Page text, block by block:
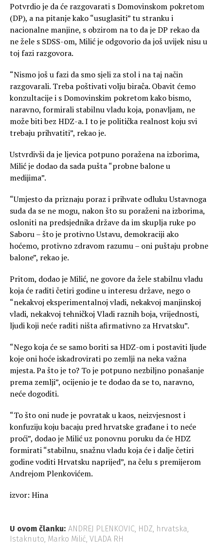
Potvrdio je da će razgovarati s Domovinskom pokretom
(DP), a na pitanje kako “usuglasiti” tu stranku i
nacionalne manjine, s obzirom na to da je DP rekao da
ne žele s SDSS-om, Milić je odgovorio da još uvijek nisu u
toj fazi razgovora.
“Nismo još u fazi da smo sjeli za stol i na taj način
razgovarali. Treba poštivati volju birača. Obavit ćemo
konzultacije i s Domovinskim pokretom kako bismo,
naravno, formirali stabilnu vladu koja, ponavljam, ne
može biti bez HDZ-a. I to je politička realnost koju svi
trebaju prihvatiti”, rekao je.
Ustvrdivši da je ljevica potpuno poražena na izborima,
Milić je dodao da sada pušta “probne balone u
medijima”.
“Umjesto da priznaju poraz i prihvate odluku Ustavnoga
suda da se ne mogu, nakon što su poraženi na izborima,
osloniti na predsjednika države da im skuplja ruke po
Saboru – što je protivno Ustavu, demokraciji ako
hoćemo, protivno zdravom razumu – oni puštaju probne
balone”, rekao je.
Pritom, dodao je Milić, ne govore da žele stabilnu vladu
koja će raditi četiri godine u interesu države, nego o
“nekakvoj eksperimentalnoj vladi, nekakvoj manjinskoj
vladi, nekakvoj tehničkoj Vladi raznih boja, vrijednosti,
ljudi koji neće raditi ništa afirmativno za Hrvatsku”.
“Nego koja će se samo boriti sa HDZ-om i postaviti ljude
koje oni hoće iskadrovirati po zemlji na neka važna
mjesta. Pa što je to? To je potpuno nezbiljno ponašanje
prema zemlji”, ocijenio je te dodao da se to, naravno,
neće dogoditi.
“To što oni nude je povratak u kaos, neizvjesnost i
konfuziju koju bacaju pred hrvatske građane i to neće
proći”, dodao je Milić uz ponovnu poruku da će HDZ
formirati “stabilnu, snažnu vladu koja će i dalje četiri
godine voditi Hrvatsku naprijed”, na čelu s premijerom
Andrejom Plenkovićem.
izvor: Hina
U ovom članku: ANDREJ PLENKOVIC HDZ hrvatska
Istaknuto Marko Milić VLADA RH